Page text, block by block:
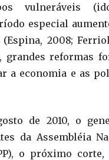
vulneráveis
especial
(Espina, 2008;
grandes reformas
a economia e as
de 2010, o
da Assembléia
o próximo